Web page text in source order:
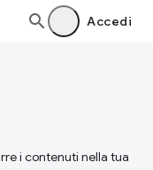
Accedi
i contenuti nella tua